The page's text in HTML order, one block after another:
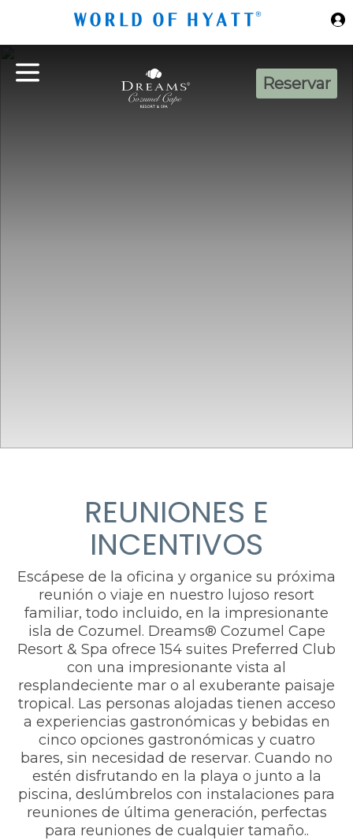
Reservar
REUNIONES E
INCENTIVOS
Escápese de la oficina y organice su próxima
reunión o viaje en nuestro lujoso resort
familiar, todo incluido, en la impresionante
isla de Cozumel. Dreams® Cozumel Cape
Resort & Spa ofrece 154 suites Preferred Club
con una impresionante vista al
resplandeciente mar o al exuberante paisaje
tropical. Las personas alojadas tienen acceso
a experiencias gastronómicas y bebidas en
cinco opciones gastronómicas y cuatro
bares, sin necesidad de reservar. Cuando no
estén disfrutando en la playa o junto a la
piscina, deslúmbrelos con instalaciones para
reuniones de última generación, perfectas
para reuniones de cualquier tamaño..